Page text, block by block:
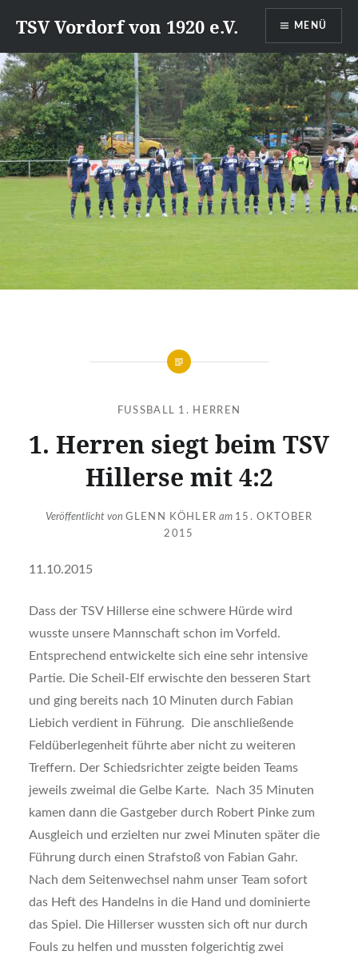
zumTSV Vordorf von 1920 e.V. MENÜ
FUSSBALL 1. HERREN
1. Herren siegt beim TSV
Hillerse mit 4:2
Veröffentlicht von GLENN KÖHLER am 15. OKTOBER
2015
11.10.2015
Dass der TSV Hillerse eine schwere Hürde wird
wusste unsere Mannschaft schon im Vorfeld.
Entsprechend entwickelte sich eine sehr intensive
Partie. Die Scheil-Elf erwischte den besseren Start
und ging bereits nach 10 Minuten durch Fabian
Liebich verdient in Führung. Die anschließende
Feldüberlegenheit führte aber nicht zu weiteren
Treffern. Der Schiedsrichter zeigte beiden Teams
jeweils zweimal die Gelbe Karte. Nach 35 Minuten
kamen dann die Gastgeber durch Robert Pinke zum
Ausgleich und erzielten nur zwei Minuten später die
Führung durch einen Strafstoß von Fabian Gahr.
Nach dem Seitenwechsel nahm unser Team sofort
das Heft des Handelns in die Hand und dominierte
das Spiel. Die Hillerser wussten sich oft nur durch
Fouls zu helfen und mussten folgerichtig zwei